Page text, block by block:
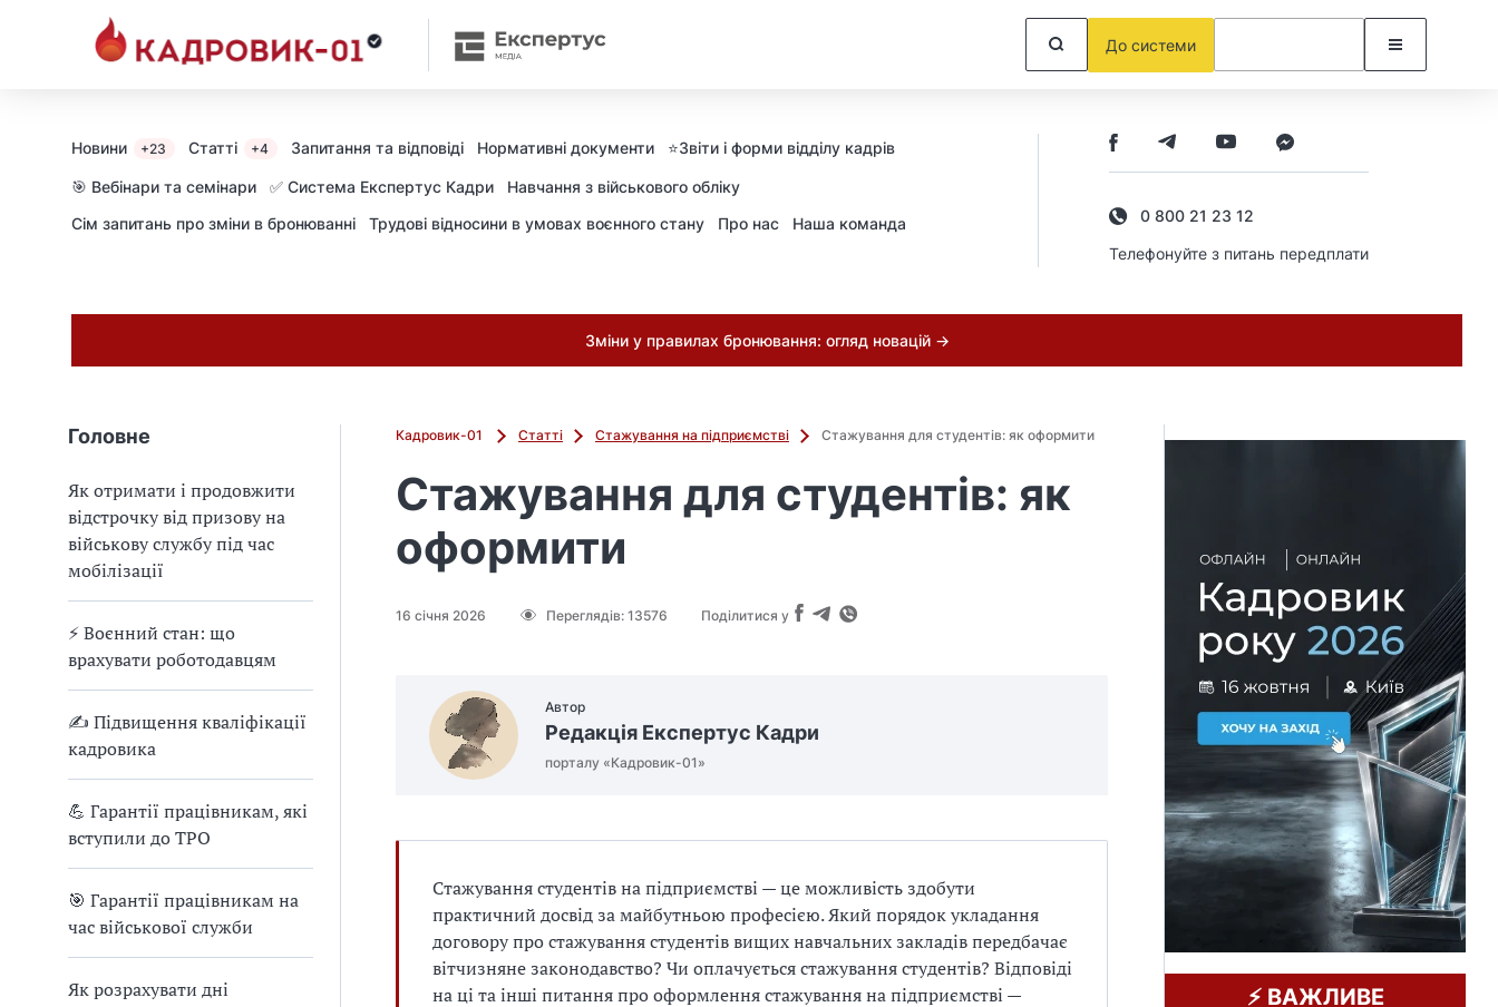
До системи
Новини +23 Статті +4 Запитання та відповіді Нормативні документи ⭐️Звіти і форми відділу кадрів
🎯 Вебінари та семінари ✅ Система Експертус Кадри
Навчання з військового обліку
Сім запитань про зміни в бронюванні
Трудові відносини в умовах воєнного стану Про нас Наша команда
0 800 21 23 12
Телефонуйте з питань передплати
Зміни у правилах бронювання: огляд новацій →
Головне
Як отримати і продовжити
відстрочку від призову на
військову службу під час
мобілізації
⚡ Воєнний стан: що
врахувати роботодавцям
✍ Підвищення кваліфікації
кадровика
💪 Гарантії працівникам, які
вступили до ТРО
🎯 Гарантії працівникам на
час військової служби
Як розрахувати дні
Кадровик-01 Статті Стажування на підприємстві Стажування для студентів: як оформити
Стажування для студентів: як
оформити
16 січня 2026 Переглядів: 13576 Поділитися у
Автор
Редакція Експертус Кадри
порталу «Кадровик-01»
Стажування студентів на підприємстві — це можливість здобути
практичний досвід за майбутньою професією. Який порядок укладання
договору про стажування студентів вищих навчальних закладів передбачає
вітчизняне законодавство? Чи оплачується стажування студентів? Відповіді
на ці та інші питання про оформлення стажування на підприємстві —
⚡️ ВАЖЛИВЕ